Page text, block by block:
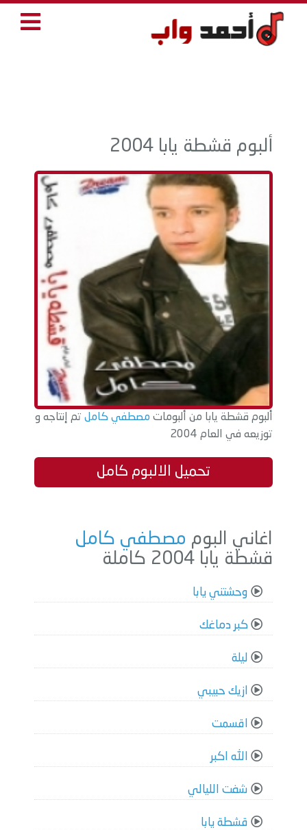
ألبوم قشطة يابا 2004
ألبوم قشطة يابا من ألبومات مصطفي كامل تم إنتاجه و
توزيعه في العام 2004
تحميل الالبوم كامل
اغاني البوم مصطفي كامل
قشطة يابا 2004 كاملة
وحشتني يابا
كبر دماغك
ليلة
ازيك حبيبي
اقسمت
الله اكبر
شفت الليالي
قشطة يابا